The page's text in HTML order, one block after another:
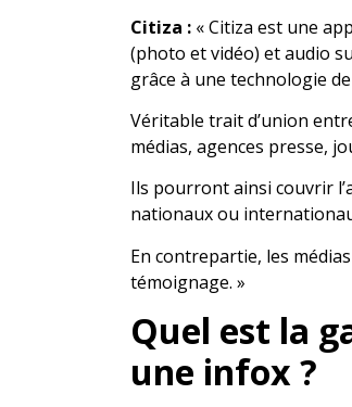
Citiza : « Citiza est une
(photo et vidéo) et audio
grâce à une technologie
Véritable trait d’union
médias, agences presse,
Ils pourront ainsi couvrir
nationaux ou
En contrepartie, les
témoignage. »
Quel est la
une infox ?